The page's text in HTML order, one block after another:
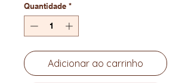
Quantidade *
Adicionar ao carrinho